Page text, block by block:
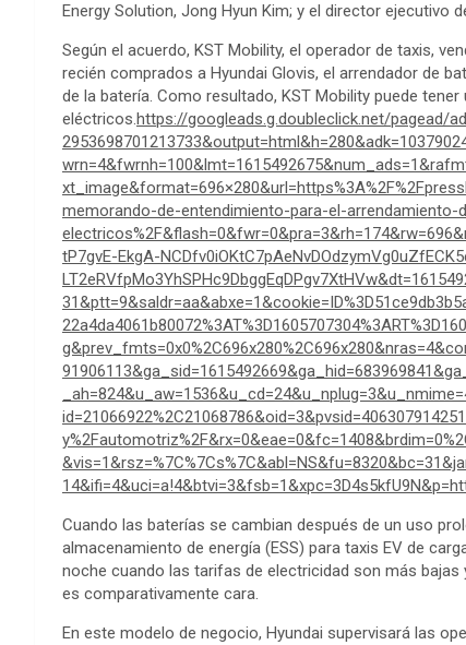
Energy Solution, Jong Hyun Kim; y el director ejecutivo
Según el acuerdo, KST Mobility, el operador de taxis,
recién comprados a Hyundai Glovis, el arrendador de
de la batería. Como resultado, KST Mobility puede
eléctricos.https://googleads.g.doubleclick.net/pagead/
memorando-de-entendimiento-para-el-arrendamiento-
tP7gvE-EkgA-
Cuando las baterías se cambian después de un uso
almacenamiento de energía (ESS) para taxis EV de
noche cuando las tarifas de electricidad son más
es comparativamente cara.
En este modelo de negocio, Hyundai supervisará las